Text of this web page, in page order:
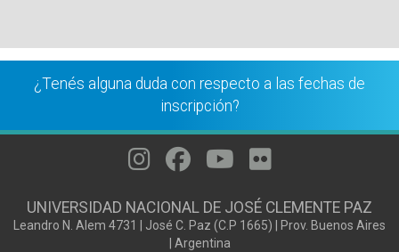
¿Tenés alguna duda con respecto a las fechas de
inscripción?
UNIVERSIDAD NACIONAL DE JOSÉ CLEMENTE PAZ
Leandro N. Alem 4731 | José C. Paz (C.P 1665) | Prov. Buenos Aires
| Argentina